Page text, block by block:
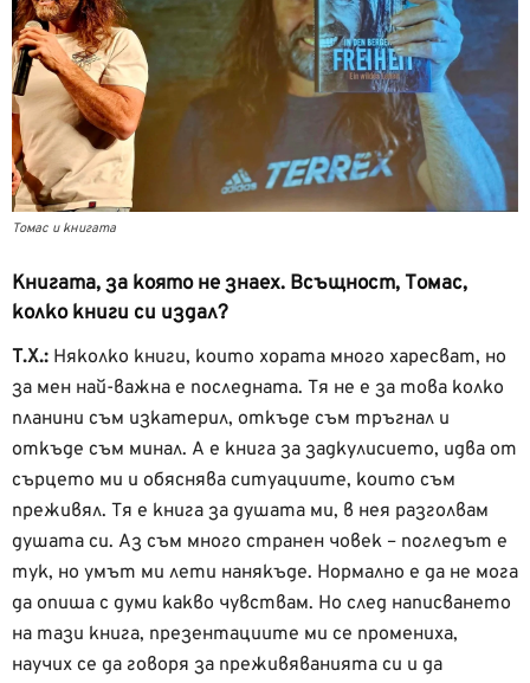
Томас и книгата
Книгата, за която не знаех. Всъщност, Томас,
колко книги си издал?
Т.Х.: Няколко книги, които хората много харесват, но
за мен най-важна е последната. Тя не е за това колко
планини съм изкатерил, откъде съм тръгнал и
откъде съм минал. А е книга за задкулисието, идва от
сърцето ми и обяснява ситуациите, които съм
преживял. Тя е книга за душата ми, в нея разголвам
душата си. Аз съм много странен човек – погледът е
тук, но умът ми лети нанякъде. Нормално е да не мога
да опиша с думи какво чувствам. Но след написването
на тази книга, презентациите ми се промениха,
научих се да говоря за преживяванията си и да